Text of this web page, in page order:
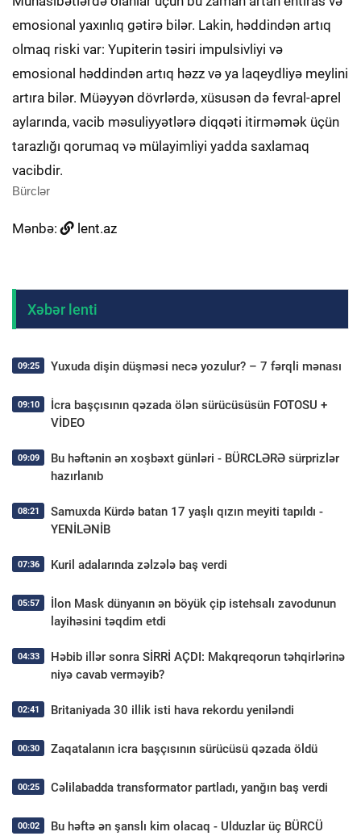
emosional yaxınlıq gətirə bilər. Lakin, həddindən artıq
olmaq riski var: Yupiterin təsiri impulsivliyi və
emosional həddindən artıq həzz və ya laqeydliyə meylini
artıra bilər. Müəyyən dövrlərdə, xüsusən də fevral-aprel
aylarında, vacib məsuliyyətlərə diqqəti itirməmək üçün
tarazlığı qorumaq və mülayimliyi yadda saxlamaq
vacibdir.
Bürclər
Mənbə: lent.az
Xəbər lenti
09:25 Yuxuda dişin düşməsi necə yozulur? – 7 fərqli mənası
09:10
İcra başçısının qəzada ölən sürücüsüsün FOTOSU +
VİDEO
09:09
Bu həftənin ən xoşbəxt günləri - BÜRCLƏRƏ sürprizlər
hazırlanıb
08:21
Samuxda Kürdə batan 17 yaşlı qızın meyiti tapıldı -
YENİLƏNİB
07:36 Kuril adalarında zəlzələ baş verdi
05:57
İlon Mask dünyanın ən böyük çip istehsalı zavodunun
layihəsini təqdim etdi
04:33
Həbib illər sonra SİRRİ AÇDI: Makqreqorun təhqirlərinə
niyə cavab verməyib?
02:41 Britaniyada 30 illik isti hava rekordu yeniləndi
00:30 Zaqatalanın icra başçısının sürücüsü qəzada öldü
00:25 Cəlilabadda transformator partladı, yanğın baş verdi
00:02
Bu həftə ən şanslı kim olacaq - Ulduzlar üç BÜRCÜ